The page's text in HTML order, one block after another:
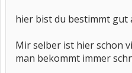
hier bist du bestimmt gut
Mir selber ist hier schon
man bekommt immer